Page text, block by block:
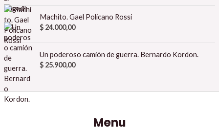
Machito. Gael Policano Rossi
$24.000,00
Un poderoso camión de guerra. Bernardo Kordon.
$25.900,00
Menu